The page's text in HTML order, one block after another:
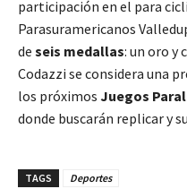
participación en el para
Parasuramericanos
de seis medallas: un oro y
Codazzi se considera una
los próximos Juegos
donde buscarán replicar y
TAGS Deportes